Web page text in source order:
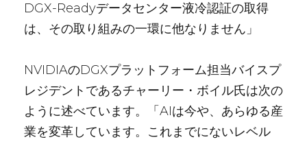
DGX-Readyデータセンター液冷認証の取得
は、その取り組みの一環に他なりません」
NVIDIAのDGXプラットフォーム担当バイスプ
レジデントであるチャーリー・ボイル氏は次の
ように述べています。「AIは今や、あらゆる産
業を変革しています。これまでにないレベル